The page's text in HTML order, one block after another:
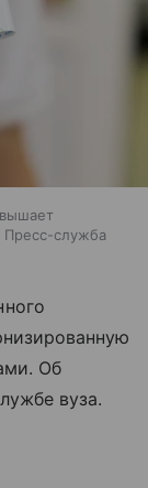
Пресс-служба
Об
вуза.